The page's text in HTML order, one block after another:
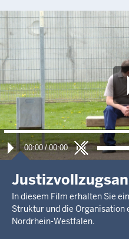
00:00 / 00:00
In diesem Film erhalten Sie
Struktur und die
Nordrhein-Westfalen.